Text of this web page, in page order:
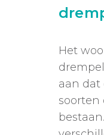
Het
aan dat
soorten